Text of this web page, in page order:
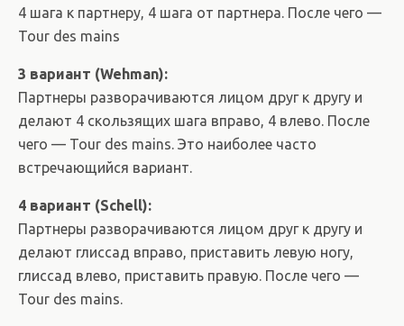
4 шага к партнеру, 4 шага от партнера. После чего —
Tour des mains
3 вариант (Wehman):
Партнеры разворачиваются лицом друг к другу и
делают 4 скользящих шага вправо, 4 влево. После
чего — Tour des mains. Это наиболее часто
встречающийся вариант.
4 вариант (Schell):
Партнеры разворачиваются лицом друг к другу и
делают глиссад вправо, приставить левую ногу,
глиссад влево, приставить правую. После чего —
Tour des mains.